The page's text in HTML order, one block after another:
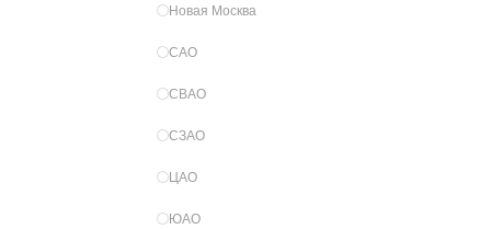
Новая Москва
САО
СВАО
СЗАО
ЦАО
ЮАО